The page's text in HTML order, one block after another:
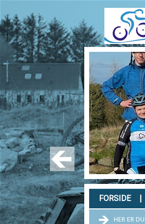
FORSIDE
HER ER